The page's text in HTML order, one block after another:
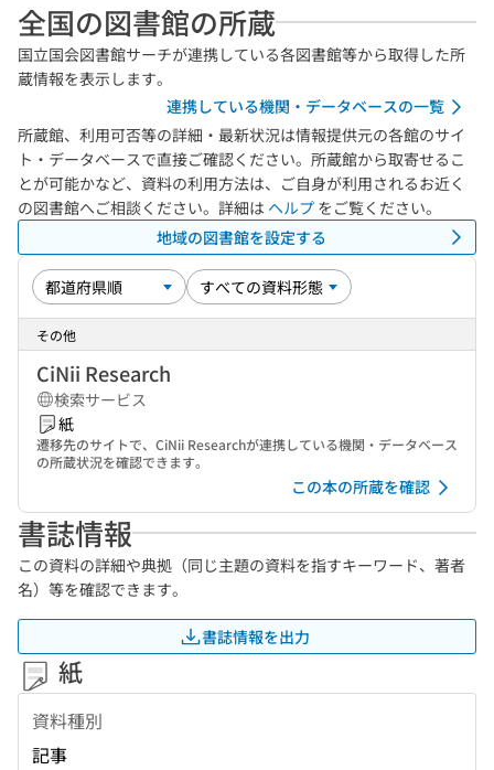
全国の図書館の所蔵
国立国会図書館サーチが連携している各図書館等から取得した所
蔵情報を表示します。
連携している機関・データベースの一覧
所蔵館、利用可否等の詳細・最新状況は情報提供元の各館のサイ
ト・データベースで直接ご確認ください。所蔵館から取寄せるこ
とが可能かなど、資料の利用方法は、ご自身が利用されるお近く
の図書館へご相談ください。詳細は ヘルプ をご覧ください。
地域の図書館を設定する
その他
CiNii Research
検索サービス
紙
遷移先のサイトで、CiNii Researchが連携している機関・データベース
の所蔵状況を確認できます。
この本の所蔵を確認
書誌情報
この資料の詳細や典拠（同じ主題の資料を指すキーワード、著者
名）等を確認できます。
書誌情報を出力
紙
資料種別
記事